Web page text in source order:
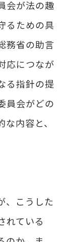
会が法の趣
るための具
務省の助言
応につなが
る指針の提
員会がどの
内容と、
、こうした
れている